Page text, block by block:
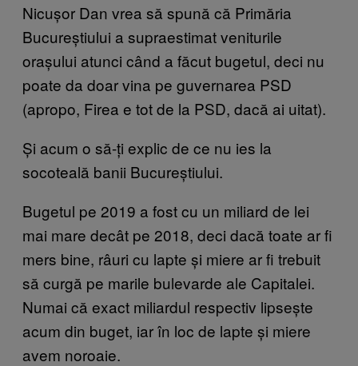
Nicușor Dan vrea să spună că Primăria
Bucureștiului a supraestimat veniturile
orașului atunci când a făcut bugetul, deci nu
poate da doar vina pe guvernarea PSD
(apropo, Firea e tot de la PSD, dacă ai uitat).
Și acum o să-ți explic de ce nu ies la
socoteală banii Bucureștiului.
Bugetul pe 2019 a fost cu un miliard de lei
mai mare decât pe 2018, deci dacă toate ar fi
mers bine, râuri cu lapte și miere ar fi trebuit
să curgă pe marile bulevarde ale Capitalei.
Numai că exact miliardul respectiv lipsește
acum din buget, iar în loc de lapte și miere
avem noroaie.